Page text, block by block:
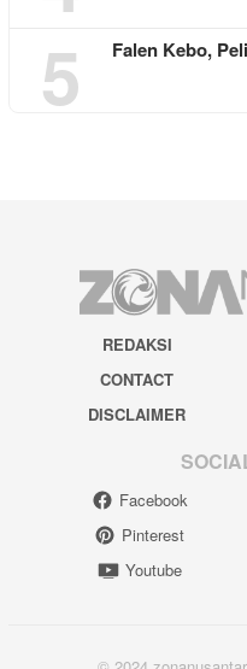
5 Falen Kebo,
REDAKSI
CONTACT
DISCLAIMER
Facebook
Pinterest
Youtube